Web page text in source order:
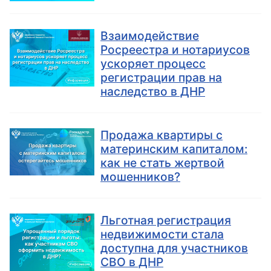
Взаимодействие
Росреестра и нотариусов
ускоряет процесс
регистрации прав на
наследство в ДНР
Продажа квартиры с
материнским капиталом:
как не стать жертвой
мошенников?
Льготная регистрация
недвижимости стала
доступна для участников
СВО в ДНР